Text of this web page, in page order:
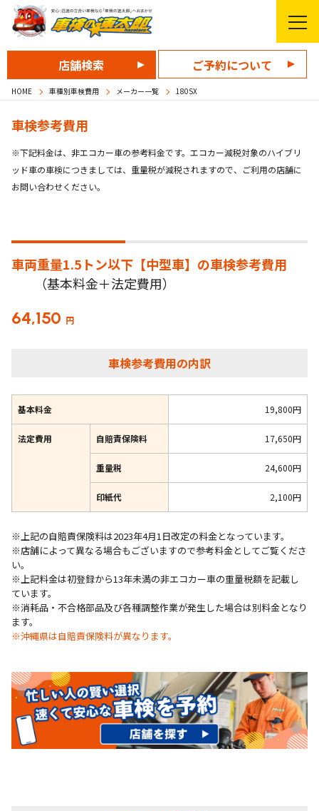
店舗検索 ご予約について
HOME 車種別車検費用 メーカー一覧 180SX
車検参考費用
※下記料金は、非エコカー車の参考料金です。エコカー減税対象のハイブリ
ッド車の車検につきましては、重量税が減税されますので、ご利用の店舗に
お問い合わせください。
車両重量1.5トン以下【中型車】の車検参考費用
（基本料金＋法定費用）
64,150 円
車検参考費用の内訳
基本料金 19,800円
法定費用 自賠責保険料 17,650円
重量税 24,600円
印紙代 2,100円
※上記の自賠責保険料は2023年4月1日改定の料金となっています。
※店舗によって異なる場合もございますので参考料金としてご覧くださ
い。
※上記料金は初登録から13年未満の非エコカー車の重量税額を記載し
ています。
※消耗品・不合格部品及び各種調整作業が発生した場合は別料金となり
ます。
※沖縄県は自賠責保険料が異なります。